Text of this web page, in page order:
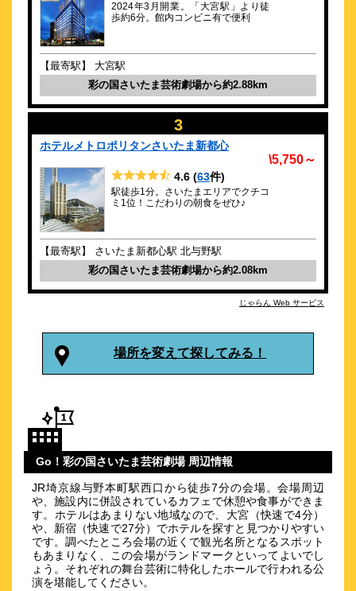
2024年3月開業。「大宮駅」より徒歩約6分。館内コンビニ有で
便利
CANDEO HOTELS（カンデオホテル
ズ）大宮
\6,426～
198
東日本の観光やビジネスの拠点。大宮にある唯一無二の4つ星ホ
テル
約 3 km
エクセルイン大宮
クチコミ4.2点 (74件)
JR大宮駅から一番近い！県内唯一の免震ホテルで地震にも安
心！
（旧 プラザホテル浦和）
\4,000～
埼京線中浦和駅に隣接!! 駐車場（有料）完備!!
HOTELメイン
\4,500～
クチコミ4.1点 ( 56件)
JR大宮駅より徒歩２分の駅前ホテル アリーナへのアクセス
良！
約 3.11 km
2024年3月開業。「大宮駅」より徒
歩約6分。館内コンビニ有で便利
【最寄駅】 大宮駅
彩の国さいたま芸術劇場から約2.88km
3
ホテルメトロポリタンさいたま新都心
\5,750～
4.6 (63件)
駅徒歩1分。さいたまエリアでクチコ
ミ1位！こだわりの朝食をぜひ♪
【最寄駅】 さいたま新都心駅 北与野駅
彩の国さいたま芸術劇場から約2.08km
じゃらん Web サービス
場所を変えて探してみる！
Go！彩の国さいたま芸術劇場 周辺情報
JR埼京線与野本町駅西口から徒歩7分の会場。会場周辺
や、施設内に併設されているカフェで休憩や食事ができま
す。ホテルはあまりない地域なので、大宮（快速で4分）
や、新宿（快速で27分）でホテルを探すと見つかりやすい
です。調べたところ会場の近くで観光名所となるスポット
もあまりなく、この会場がランドマークといってよいでし
ょう。それぞれの舞台芸術に特化したホールで行われる公
演を堪能してください。